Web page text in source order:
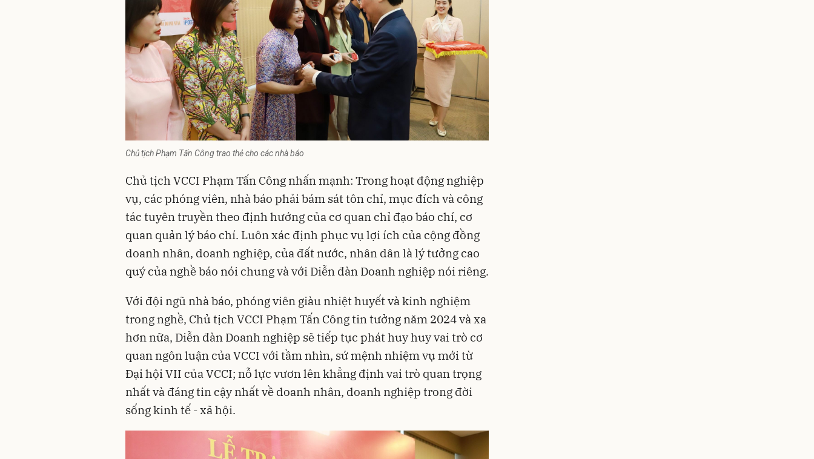
Chủ tịch Phạm Tấn Công trao thẻ cho các nhà báo
Chủ tịch VCCI Phạm Tấn Công nhấn mạnh: Trong hoạt động nghiệp
vụ, các phóng viên, nhà báo phải bám sát tôn chỉ, mục đích và công
tác tuyên truyền theo định hướng của cơ quan chỉ đạo báo chí, cơ
quan quản lý báo chí. Luôn xác định phục vụ lợi ích của cộng đồng
doanh nhân, doanh nghiệp, của đất nước, nhân dân là lý tưởng cao
quý của nghề báo nói chung và với Diễn đàn Doanh nghiệp nói riêng.
Với đội ngũ nhà báo, phóng viên giàu nhiệt huyết và kinh nghiệm
trong nghề, Chủ tịch VCCI Phạm Tấn Công tin tưởng năm 2024 và xa
hơn nữa, Diễn đàn Doanh nghiệp sẽ tiếp tục phát huy huy vai trò cơ
quan ngôn luận của VCCI với tầm nhìn, sứ mệnh nhiệm vụ mới từ
Đại hội VII của VCCI; nỗ lực vươn lên khẳng định vai trò quan trọng
nhất và đáng tin cậy nhất về doanh nhân, doanh nghiệp trong đời
sống kinh tế - xã hội.